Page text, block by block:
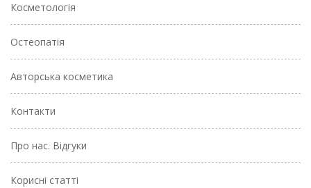
Косметологія
Остеопатія
Авторська косметика
Контакти
Про нас. Відгуки
Корисні статті